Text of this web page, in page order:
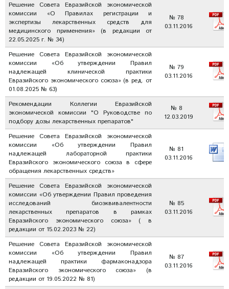
Решение Совета Евразийской экономической
комиссии «О Правилах регистрации и
экспертизы лекарственных средств для
медицинского применения» (в редакции от
22.05.2025 г. № 34)
№ 78
03.11.2016
Решение Совета Евразийской экономической
комиссии «Об утверждении Правил
надлежащей клинической практики
Евразийского экономического союза» (в ред. от
01.08.2025 № 63)
№ 79
03.11.2016
Рекомендации Коллегии Евразийской
экономической комиссии "О Руководстве по
подбору дозы лекарственных препаратов"
№ 8
12.03.2019
Решение Совета Евразийской экономической
комиссии «Об утверждении Правил
надлежащей лабораторной практики
Евразийского экономического союза в сфере
обращения лекарственных средств»
№ 81
03.11.2016
Решение Совета Евразийской экономической
комиссии «Об утверждении Правил проведения
исследований биоэквивалентности
лекарственных препаратов в рамках
Евразийского экономического союза» ( в
редакции от 15.02.2023 № 22)
№ 85
03.11.2016
Решение Совета Евразийской экономической
комиссии «Об утверждении Правил
надлежащей практики фармаконадзора
Евразийского экономического союза» (в
редакции от 19.05.2022 № 81)
№ 87
03.11.2016